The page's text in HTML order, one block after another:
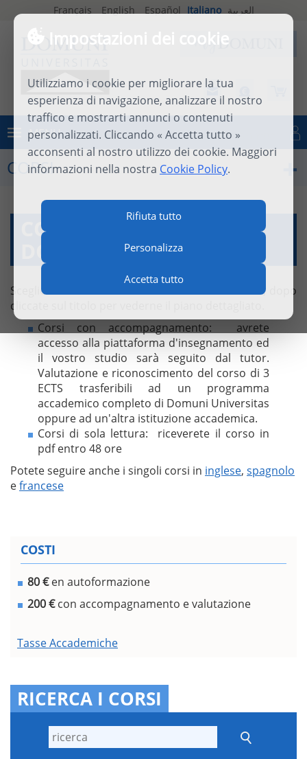
Impostazioni dei cookie
Utilizziamo i cookie per migliorare la tua
esperienza di navigazione, analizzare il nostro
traffico e mostrarti annunci o contenuti
personalizzati. Cliccando « Accetta tutto »
acconsenti al nostro utilizzo dei cookie. Maggiori
informazioni nella nostra Cookie Policy.
Rifiuta tutto
Personalizza
Accetta tutto
Français English Español Italiano العربية
MENU Connettersi
CORSI
CORSI À LA CARTE
DOMUNI
Scegliete il corso utilizzando il motore di ricerca, dopo
cliccate sul titolo per vederne il piano dettagliato.
Corsi con accompagnamento: avrete
accesso alla piattaforma d'insegnamento ed
il vostro studio sarà seguito dal tutor.
Valutazione e riconoscimento del corso di 3
ECTS trasferibili ad un programma
accademico completo di Domuni Universitas
oppure ad un'altra istituzione accademica.
Corsi di sola lettura: riceverete il corso in
pdf entro 48 ore
Potete seguire anche i singoli corsi in inglese, spagnolo
efrancese
COSTI
80 €en autoformazione
200 €con accompagnamento e valutazione
Tasse Accademiche
RICERCA I CORSI